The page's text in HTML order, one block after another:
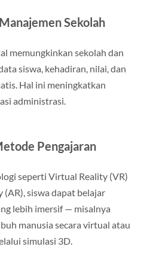
Sekolah
memungkinkan sekolah dan
siswa, kehadiran, nilai, dan
Hal ini meningkatkan
administrasi.
Pengajaran
seperti Virtual Reality (VR)
siswa dapat belajar
lebih imersif — misalnya
manusia secara virtual atau
simulasi 3D.